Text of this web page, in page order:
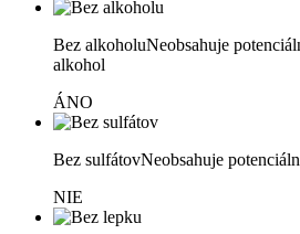
Bez alkoholuNeobsahuje
alkohol
ÁNO
Bez sulfátovNeobsahuje
NIE